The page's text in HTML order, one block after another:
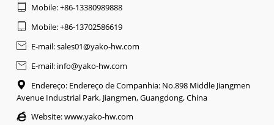
 Mobile: +86-13380989888
 Mobile: +86-13702586619
 E-mail: sales01@yako-hw.com
 E-mail: info@yako-hw.com

Endereço: Endereço de Companhia: No.898 Middle Jiangmen
Avenue Industrial Park, Jiangmen, Guangdong, China
 Website:www.yako-hw.com